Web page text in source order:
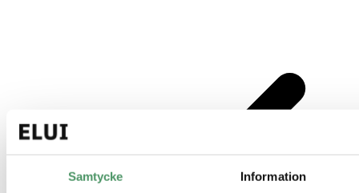
Samtycke Information